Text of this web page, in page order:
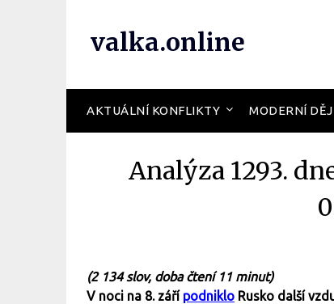
valka.online
AKTUÁLNÍ KONFLIKTY MODERNÍ
Analýza 1293.
(2 134 slov, doba čtení 11 minut)
V noci na 8. září podniklo Rusko další